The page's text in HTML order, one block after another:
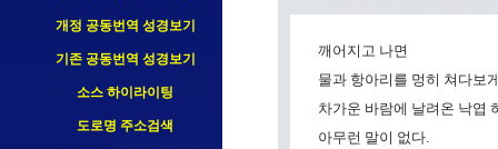
개정 공동번역 성경보기
기존 공동번역 성경보기
소스 하이라이팅
도로명 주소검색
깨어지고 나면
물과 항아리를 멍히 쳐다보
차가운 바람에 날려온 낙엽
아무런 말이 없다.